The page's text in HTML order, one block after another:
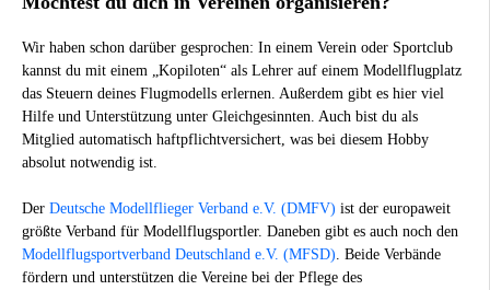
Wir haben schon darüber gesprochen: In einem Verein oder Sportclub
kannst du mit einem „Kopiloten“ als Lehrer auf einem Modellflugplatz
das Steuern deines Flugmodells erlernen. Außerdem gibt es hier viel
Hilfe und Unterstützung unter Gleichgesinnten. Auch bist du als
Mitglied automatisch haftpflichtversichert, was bei diesem Hobby
absolut notwendig ist.
Der Deutsche Modellflieger Verband e.V. (DMFV) ist der europaweit
größte Verband für Modellflugsportler. Daneben gibt es auch noch den
Modellflugsportverband Deutschland e.V. (MFSD) . Beide Verbände
fördern und unterstützen die Vereine bei der Pflege des